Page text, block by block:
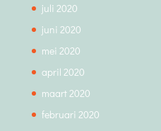
juli 2020
juni 2020
mei 2020
april 2020
maart 2020
februari 2020